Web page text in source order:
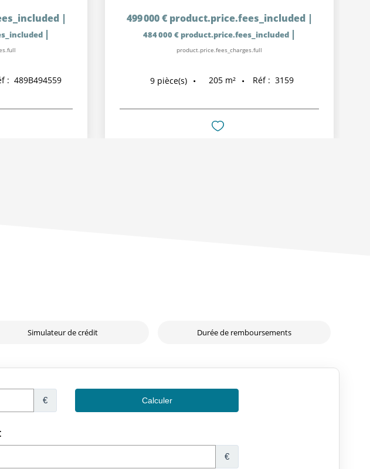
|
|
: 489B494559
499 000 € product.price.fees_included |
484 000 € product.price.fees_included |
product.price.fees_charges.full
9 pièce(s) 205 m² Réf : 3159
Simulateur de crédit Durée de remboursements